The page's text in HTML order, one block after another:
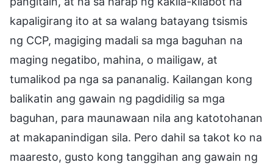
kapaligirang ito at sa walang batayang tsismis
ng CCP, magiging madali sa mga baguhan na
maging negatibo, mahina, o mailigaw, at
tumalikod pa nga sa pananalig. Kailangan kong
balikatin ang gawain ng pagdidilig sa mga
baguhan, para maunawaan nila ang katotohanan
at makapanindigan sila. Pero dahil sa takot ko na
maaresto, gusto kong tanggihan ang gawain ng